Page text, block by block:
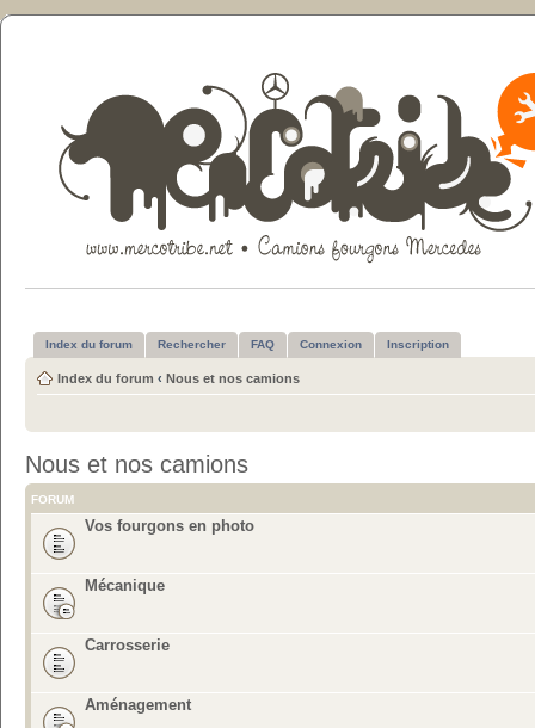
Index du forum Rechercher FAQ Connexion Inscription
Index du forum ‹ Nous et nos camions
Nous et nos camions
FORUM
Vos fourgons en photo
Mécanique
Carrosserie
Aménagement